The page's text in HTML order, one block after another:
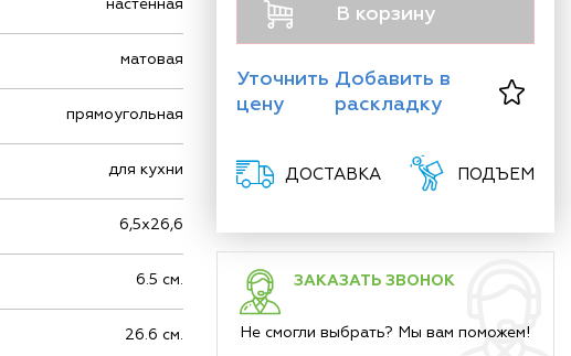
настенная
матовая
прямоугольная
для кухни
6,5х26,6
6.5 см.
26.6 см.
В корзину
Уточнить
цену
Добавить в
раскладку
ДОСТАВКА ПОДЪЕМ
ЗАКАЗАТЬ ЗВОНОК
Не смогли выбрать? Мы вам поможем!